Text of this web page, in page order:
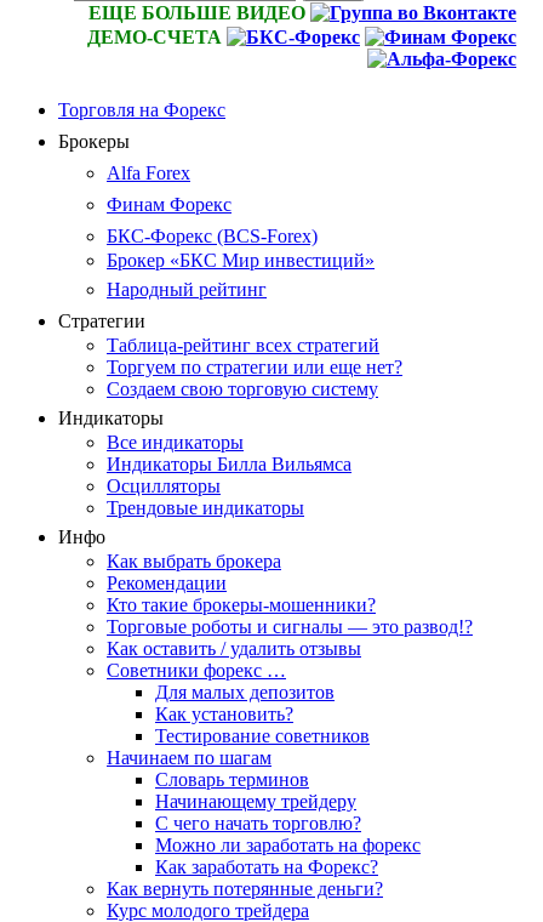
ЕЩЕ БОЛЬШЕ ВИДЕО
ДЕМО-СЧЕТА
Торговля на Форекс
Брокеры
Alfa Forex
Финам Форекс
БКС-Форекс (BCS-Forex)
Брокер «БКС Мир инвестиций»
Народный рейтинг
Стратегии
Таблица-рейтинг всех стратегий
Торгуем по стратегии или еще нет?
Создаем свою торговую систему
Индикаторы
Все индикаторы
Индикаторы Билла Вильямса
Осцилляторы
Трендовые индикаторы
Инфо
Как выбрать брокера
Рекомендации
Кто такие брокеры-мошенники?
Торговые роботы и сигналы — это развод!?
Как оставить / удалить отзывы
Советники форекс …
Для малых депозитов
Как установить?
Тестирование советников
Начинаем по шагам
Словарь терминов
Начинающему трейдеру
С чего начать торговлю?
Можно ли заработать на форекс
Как заработать на Форекс?
Как вернуть потерянные деньги?
Курс молодого трейдера